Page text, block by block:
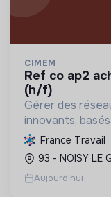
CIMEM
ref co ap2 acheteur projets opex-capex
(h/f)
Gérer des
innovants,
la récupération,
améliorer
contribuant ainsi
France Travail
93 - NOISY LE
Aujourd'hui